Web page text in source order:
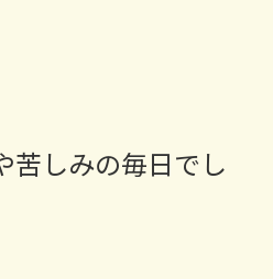
苦しみの毎日でし